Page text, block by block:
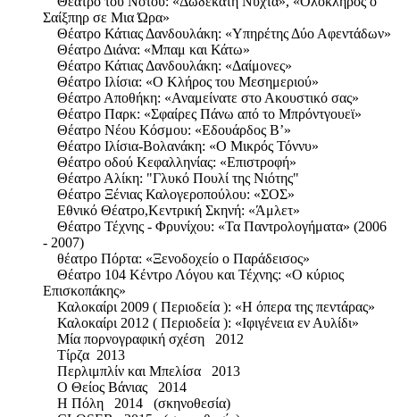
Σαίξπηρ σε Μια Ώρα»
Θέατρο Κάτιας Δανδουλάκη: «Υπηρέτης Δύο Αφεντάδων»
Θέατρο Διάνα: «Μπαμ και Κάτω»
Θέατρο Κάτιας Δανδουλάκη: «Δαίμονες»
Θέατρο Ιλίσια: «Ο Κλήρος του Μεσημεριού»
Θέατρο Αποθήκη: «Αναμείνατε στο Ακουστικό σας»
Θέατρο Παρκ: «Σφαίρες Πάνω από το Μπρόντγουεϊ»
Θέατρο Νέου Κόσμου: «Εδουάρδος Β’»
Θέατρο Ιλίσια-Βολανάκη: «Ο Μικρός Τόννυ»
Θέατρο οδού Κεφαλληνίας: «Επιστροφή»
Θέατρο Αλίκη: "Γλυκό Πουλί της Νιότης"
Θέατρο Ξένιας Καλογεροπούλου: «ΣΟΣ»
Εθνικό Θέατρο,Κεντρική Σκηνή: «Άμλετ»
Θέατρο Τέχνης - Φρυνίχου: «Τα Παντρολογήματα» (2006
- 2007)
θέατρο Πόρτα: «Ξενοδοχείο ο Παράδεισος»
Θέατρο 104 Κέντρο Λόγου και Τέχνης: «Ο κύριος
Επισκοπάκης»
Καλοκαίρι 2009 ( Περιοδεία ): «Η όπερα της πεντάρας»
Καλοκαίρι 2012 ( Περιοδεία ): «Ιφιγένεια εν Αυλίδι»
Μία πορνογραφική σχέση 2012
Τίρζα 2013
Περλιμπλίν και Μπελίσα 2013
Ο Θείος Βάνιας 2014
Η Πόλη 2014 (σκηνοθεσία)